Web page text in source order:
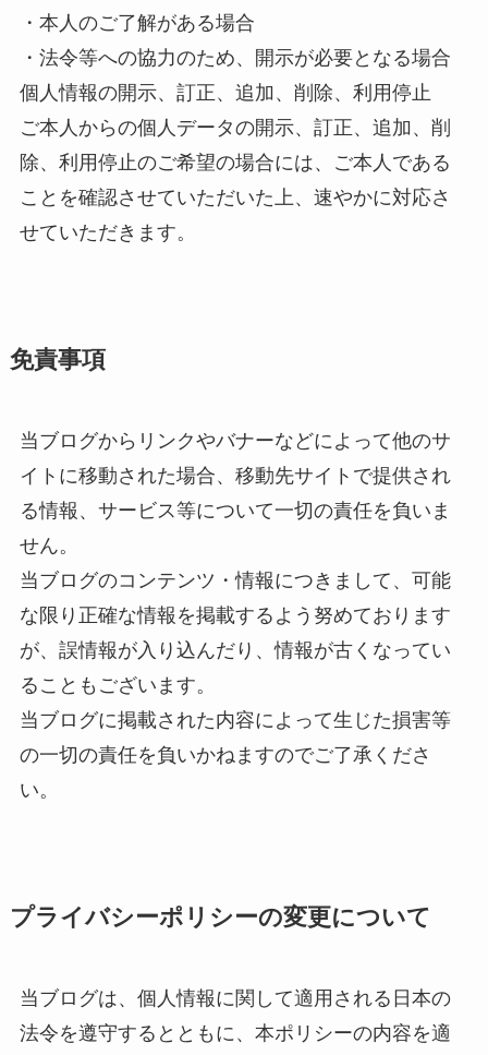
・本人のご了解がある場合
・法令等への協力のため、開示が必要となる場合
個人情報の開示、訂正、追加、削除、利用停止
ご本人からの個人データの開示、訂正、追加、削
除、利用停止のご希望の場合には、ご本人である
ことを確認させていただいた上、速やかに対応さ
せていただきます。
免責事項
当ブログからリンクやバナーなどによって他のサ
イトに移動された場合、移動先サイトで提供され
る情報、サービス等について一切の責任を負いま
せん。
当ブログのコンテンツ・情報につきまして、可能
な限り正確な情報を掲載するよう努めております
が、誤情報が入り込んだり、情報が古くなってい
ることもございます。
当ブログに掲載された内容によって生じた損害等
の一切の責任を負いかねますのでご了承くださ
い。
プライバシーポリシーの変更について
当ブログは、個人情報に関して適用される日本の
法令を遵守するとともに、本ポリシーの内容を適